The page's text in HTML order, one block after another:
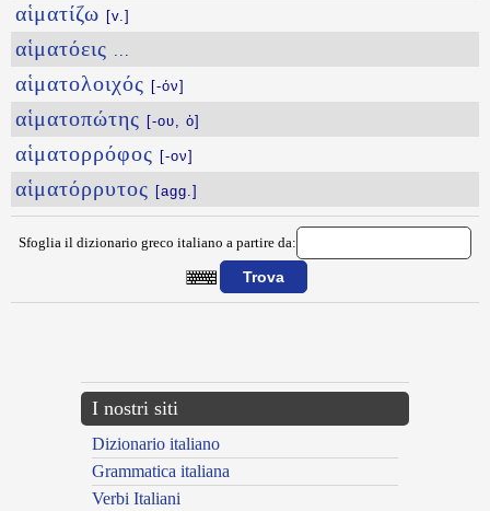
αἱματίζω [v.]
αἱματόεις ...
αἱματολοιχός [-όν]
αἱματοπώτης [-ου, ὁ]
αἱματορρόφος [-ον]
αἱματόρρυτος [agg.]
Sfoglia il dizionario greco italiano a partire da:
I nostri siti
Dizionario italiano
Grammatica italiana
Verbi Italiani